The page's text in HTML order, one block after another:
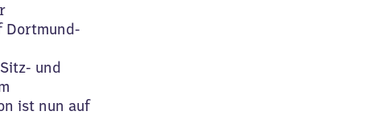
Dortmund-
und
ist nun auf